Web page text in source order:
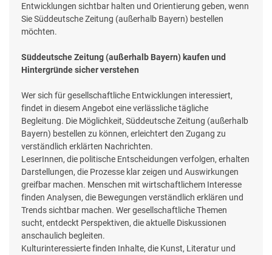
Entwicklungen sichtbar halten und Orientierung geben, wenn
Sie Süddeutsche Zeitung (außerhalb Bayern) bestellen
möchten.
Süddeutsche Zeitung (außerhalb Bayern) kaufen und
Hintergründe sicher verstehen
Wer sich für gesellschaftliche Entwicklungen interessiert,
findet in diesem Angebot eine verlässliche tägliche
Begleitung. Die Möglichkeit, Süddeutsche Zeitung (außerhalb
Bayern) bestellen zu können, erleichtert den Zugang zu
verständlich erklärten Nachrichten.
LeserInnen, die politische Entscheidungen verfolgen, erhalten
Darstellungen, die Prozesse klar zeigen und Auswirkungen
greifbar machen. Menschen mit wirtschaftlichem Interesse
finden Analysen, die Bewegungen verständlich erklären und
Trends sichtbar machen. Wer gesellschaftliche Themen
sucht, entdeckt Perspektiven, die aktuelle Diskussionen
anschaulich begleiten.
Kulturinteressierte finden Inhalte, die Kunst, Literatur und